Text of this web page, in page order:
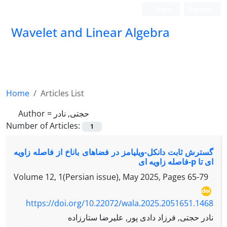
Wavelet and Linear Algebra
Home
Articles List
Author = حجتی, نادر
Number of Articles:
1
گسترش ثابت دانکل-ویلیامز در فضاهای باناخ از فاصله زاویه
ای تا p-فاصله زاویه ای
Volume 12, 1(Persian issue), May 2025, Pages 65-79
https://doi.org/10.22072/wala.2025.2051651.1468
نادر حجتی, فرزاد دادی پور, علیرضا ستارزاده